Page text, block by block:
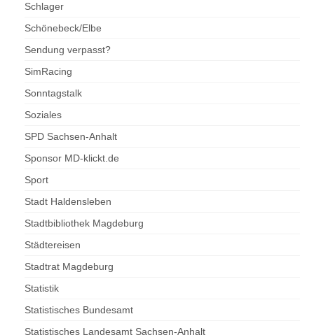
Schlager
Schönebeck/Elbe
Sendung verpasst?
SimRacing
Sonntagstalk
Soziales
SPD Sachsen-Anhalt
Sponsor MD-klickt.de
Sport
Stadt Haldensleben
Stadtbibliothek Magdeburg
Städtereisen
Stadtrat Magdeburg
Statistik
Statistisches Bundesamt
Statistisches Landesamt Sachsen-Anhalt